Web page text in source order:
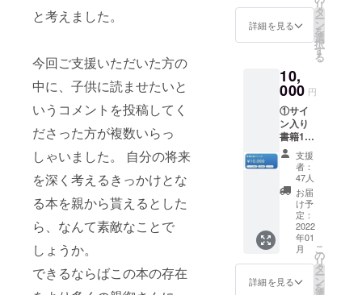
と考えました。
今回ご支援いただいた方の
中に、子供に読ませたいと
いうコメントを投稿してく
ださった方が複数いらっ
しゃいました。 自分の将来
を深く考えるきっかけとな
る本を親から貰えるとした
ら、なんて素敵なことで
しょうか。
できるならばこの本の存在
ト仕上
げと
す。 ※
送料込
みと
なって
おりま
す。
テー
マ：”フ
ラー渋
書籍
「友達
経
営」”の
ための
会議 ①
オフラ
イン参
加チ
ケット
②サイ
ン入り
書籍1冊
■日程：
2021年
11月16
日(火) ■
詳細を見る
リ
タ
ー
ン
を
選
択
す
る
10,
000 円
①サイ
ン入り
書籍1冊
②クラ
ファン
限定帯
③オリ
ジナル
しおり
④未収
録原稿
オリジ
ナルし
おり
は、名
支援
者：
47人
お届
け予
定：
2022
年01
月
詳細を見る
こ
の
リ
タ
ー
ン
を